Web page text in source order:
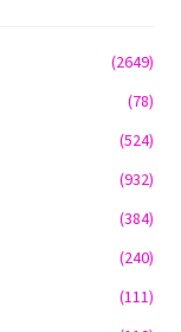
(2649)
(78)
(524)
(932)
(384)
(240)
(111)